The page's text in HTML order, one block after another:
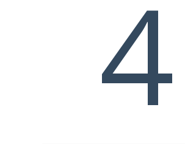
4